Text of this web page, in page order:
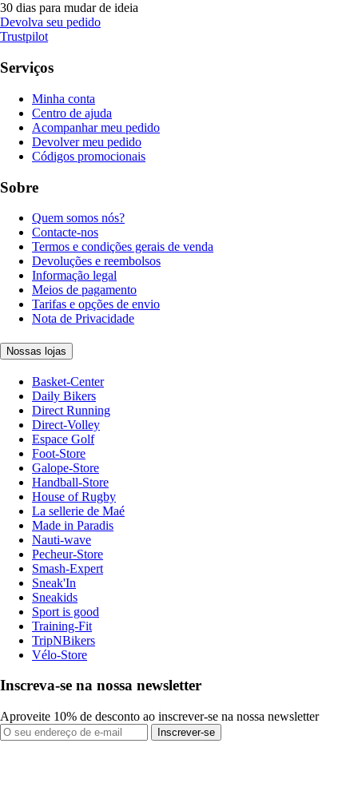
30 dias para mudar de ideia
Devolva seu pedido
Trustpilot
Serviços
Minha conta
Centro de ajuda
Acompanhar meu pedido
Devolver meu pedido
Códigos promocionais
Sobre
Quem somos nós?
Contacte-nos
Termos e condições gerais de venda
Devoluções e reembolsos
Informação legal
Meios de pagamento
Tarifas e opções de envio
Nota de Privacidade
Nossas lojas
Basket-Center
Daily Bikers
Direct Running
Direct-Volley
Espace Golf
Foot-Store
Galope-Store
Handball-Store
House of Rugby
La sellerie de Maé
Made in Paradis
Nauti-wave
Pecheur-Store
Smash-Expert
Sneak'In
Sneakids
Sport is good
Training-Fit
TripNBikers
Vélo-Store
Inscreva-se na nossa newsletter
Aproveite 10% de desconto ao inscrever-se na nossa newsletter
Inscrever-se